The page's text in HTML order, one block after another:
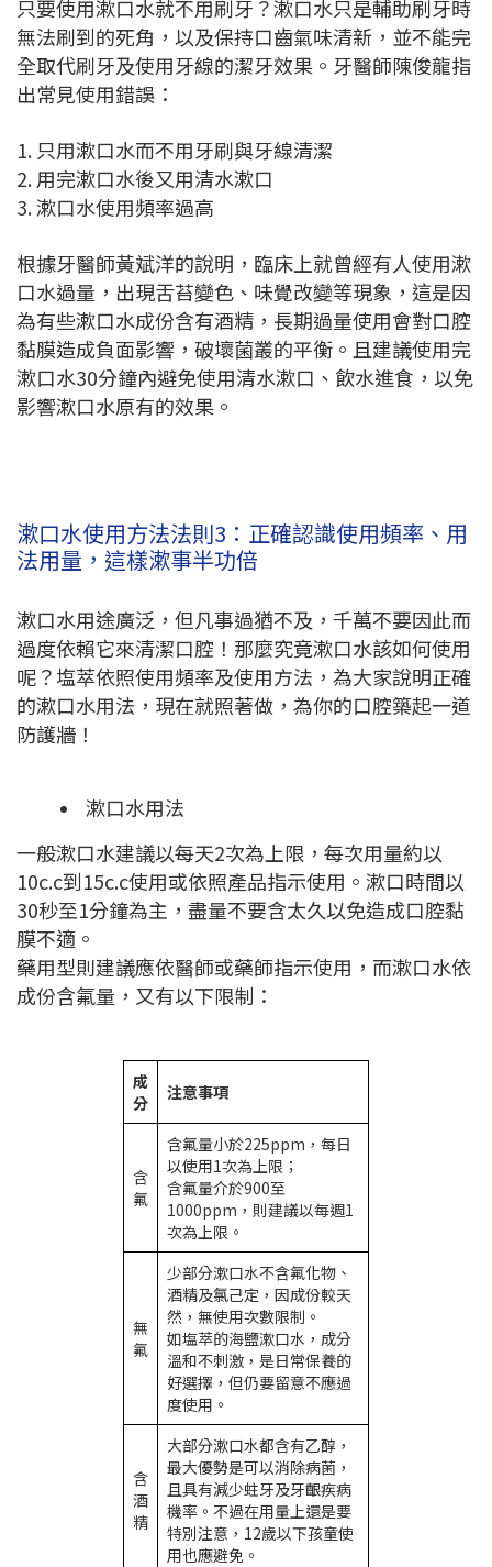
只要使用漱口水就不用刷牙？漱口水只是輔助刷牙時
無法刷到的死角，以及保持口齒氣味清新，並不能完
全取代刷牙及使用牙線的潔牙效果。牙醫師陳俊龍指
出常見使用錯誤：
1. 只用漱口水而不用牙刷與牙線清潔
2. 用完漱口水後又用清水漱口
3. 漱口水使用頻率過高
根據牙醫師黃斌洋的說明，臨床上就曾經有人使用漱
口水過量，出現舌苔變色、味覺改變等現象，這是因
為有些漱口水成份含有酒精，長期過量使用會對口腔
黏膜造成負面影響，破壞菌叢的平衡。且建議使用完
漱口水30分鐘內避免使用清水漱口、飲水進食，以免
影響漱口水原有的效果。
漱口水使用方法法則3：正確認識使用頻率、用
法用量，這樣漱事半功倍
漱口水用途廣泛，但凡事過猶不及，千萬不要因此而
過度依賴它來清潔口腔！那麼究竟漱口水該如何使用
呢？塩萃依照使用頻率及使用方法，為大家說明正確
的漱口水用法，現在就照著做，為你的口腔築起一道
防護牆！
漱口水用法
一般漱口水建議以每天2次為上限，每次用量約以
10c.c到15c.c使用或依照產品指示使用。漱口時間以
30秒至1分鐘為主，盡量不要含太久以免造成口腔黏
膜不適。
藥用型則建議應依醫師或藥師指示使用，而漱口水依
成份含氟量，又有以下限制：
成
分
注意事項
含
氟
含氟量小於225ppm，每日
以使用1次為上限；
含氟量介於900至
1000ppm，則建議以每週1
次為上限。
無
氟
少部分漱口水不含氟化物、
酒精及氯己定，因成份較天
然，無使用次數限制。
如塩萃的海鹽漱口水，成分
溫和不刺激，是日常保養的
好選擇，但仍要留意不應過
度使用。
含
酒
精
大部分漱口水都含有乙醇，
最大優勢是可以消除病菌，
且具有減少蛀牙及牙齦疾病
機率。不過在用量上還是要
特別注意，12歲以下孩童使
用也應避免。